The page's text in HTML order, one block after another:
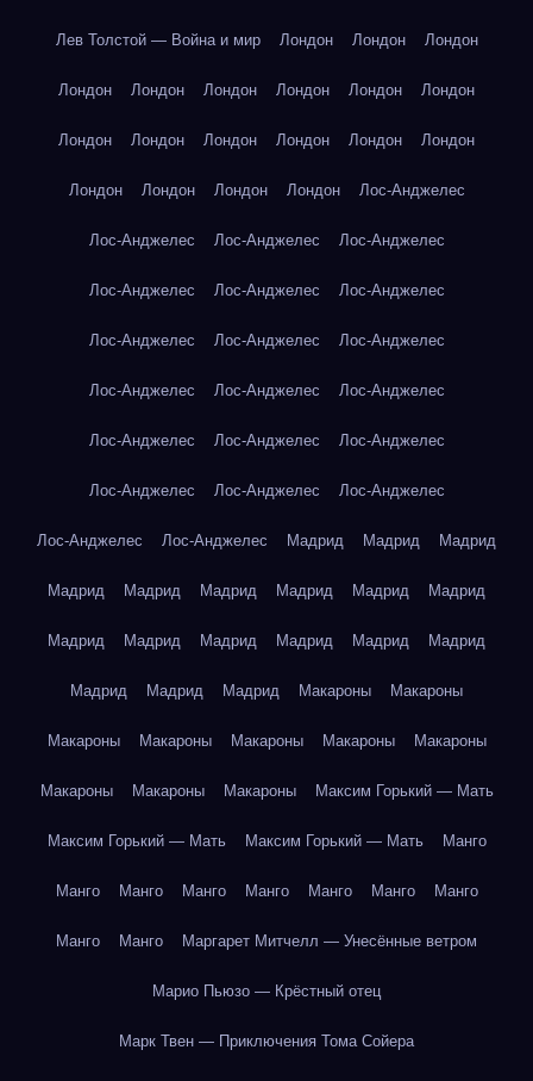
Лев Толстой — Война и мир Лондон Лондон Лондон
Лондон Лондон Лондон Лондон Лондон Лондон
Лондон Лондон Лондон Лондон Лондон Лондон
Лондон Лондон Лондон Лондон Лос-Анджелес
Лос-Анджелес Лос-Анджелес Лос-Анджелес
Лос-Анджелес Лос-Анджелес Лос-Анджелес
Лос-Анджелес Лос-Анджелес Лос-Анджелес
Лос-Анджелес Лос-Анджелес Лос-Анджелес
Лос-Анджелес Лос-Анджелес Лос-Анджелес
Лос-Анджелес Лос-Анджелес Лос-Анджелес
Лос-Анджелес Лос-Анджелес Мадрид Мадрид Мадрид
Мадрид Мадрид Мадрид Мадрид Мадрид Мадрид
Мадрид Мадрид Мадрид Мадрид Мадрид Мадрид
Мадрид Мадрид Мадрид Макароны Макароны
Макароны Макароны Макароны Макароны Макароны
Макароны Макароны Макароны Максим Горький — Мать
Максим Горький — Мать Максим Горький — Мать Манго
Манго Манго Манго Манго Манго Манго Манго
Манго Манго Маргарет Митчелл — Унесённые ветром
Марио Пьюзо — Крёстный отец
Марк Твен — Приключения Тома Сойера